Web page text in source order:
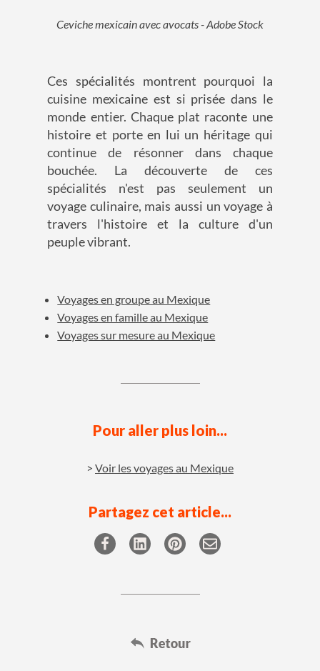
Ceviche mexicain avec avocats - Adobe Stock
Ces spécialités montrent pourquoi la
cuisine mexicaine est si prisée dans le
monde entier. Chaque plat raconte une
histoire et porte en lui un héritage qui
continue de résonner dans chaque
bouchée. La découverte de ces
spécialités n'est pas seulement un
voyage culinaire, mais aussi un voyage à
travers l'histoire et la culture d'un
peuple vibrant.
Voyages en groupe au Mexique
Voyages en famille au Mexique
Voyages sur mesure au Mexique
Pour aller plus loin...
Voir les voyages au Mexique
Partagez cet article...